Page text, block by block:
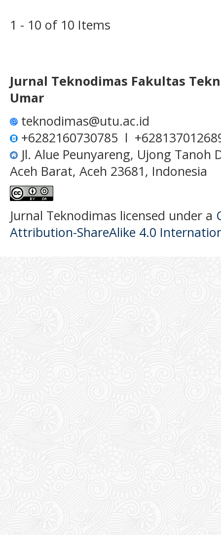
1 - 10 of 10 Items
Jurnal Teknodimas Fakultas
Umar
teknodimas@utu.ac.id
+6282160730785 l
Jl. Alue Peunyareng, Ujong
Aceh Barat, Aceh 23681, Indonesia
Jurnal Teknodimas licensed under a
Attribution-ShareAlike 4.0